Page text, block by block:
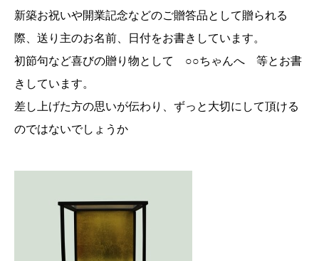
新築お祝いや開業記念などのご贈答品として贈られる
際、送り主のお名前、日付をお書きしています。
初節句など喜びの贈り物として ○○ちゃんへ 等とお書
きしています。
差し上げた方の思いが伝わり、ずっと大切にして頂ける
のではないでしょうか